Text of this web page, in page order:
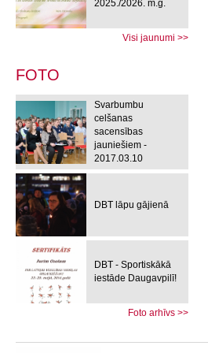
2025./2026. m.g.
Visi jaunumi >>
FOTO
Svarbumbu
celšanas
sacensības
jauniešiem -
2017.03.10
DBT lāpu gājienā
DBT - Sportiskākā
iestāde Daugavpilī!
Foto arhīvs >>